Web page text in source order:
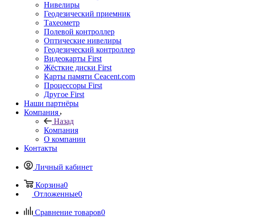
Нивелиры
Геодезический приемник
Тахеометр
Полевой контроллер
Оптические нивелиры
Геодезический контроллер
Видеокарты First
Жёсткие диски First
Карты памяти Ceacent.com
Процессоры First
Другое First
Наши партнёры
Компания
Назад
Компания
О компании
Контакты
Личный кабинет
Корзина0
Отложенные0
Сравнение товаров0